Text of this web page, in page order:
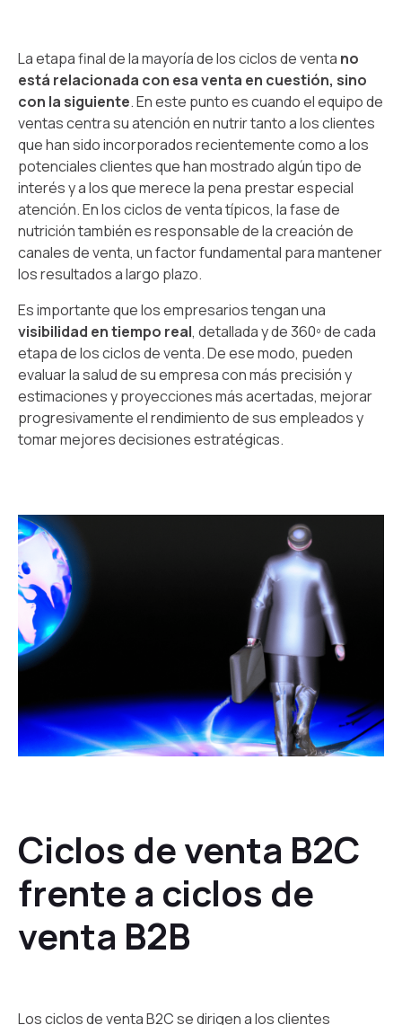
La etapa final de la mayoría de los ciclos de venta no
está relacionada con esa venta en cuestión, sino
con la siguiente. En este punto es cuando el equipo de
ventas centra su atención en nutrir tanto a los clientes
que han sido incorporados recientemente como a los
potenciales clientes que han mostrado algún tipo de
interés y a los que merece la pena prestar especial
atención. En los ciclos de venta típicos, la fase de
nutrición también es responsable de la creación de
canales de venta, un factor fundamental para mantener
los resultados a largo plazo.
Es importante que los empresarios tengan una
visibilidad en tiempo real, detallada y de 360º de cada
etapa de los ciclos de venta. De ese modo, pueden
evaluar la salud de su empresa con más precisión y
estimaciones y proyecciones más acertadas, mejorar
progresivamente el rendimiento de sus empleados y
tomar mejores decisiones estratégicas.
Ciclos de venta B2C
frente a ciclos de
venta B2B
Los ciclos de venta B2C se dirigen a los clientes